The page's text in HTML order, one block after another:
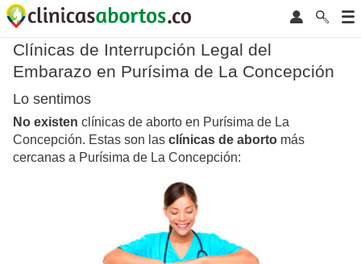
Clínicas de Interrupción Legal del
Embarazo en Purísima de La Concepción
Lo sentimos
No existen clínicas de aborto en Purísima de La
Concepción. Estas son las clínicas de aborto más
cercanas a Purísima de La Concepción: